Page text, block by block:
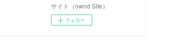
サイト（ownd Site）
フォロー